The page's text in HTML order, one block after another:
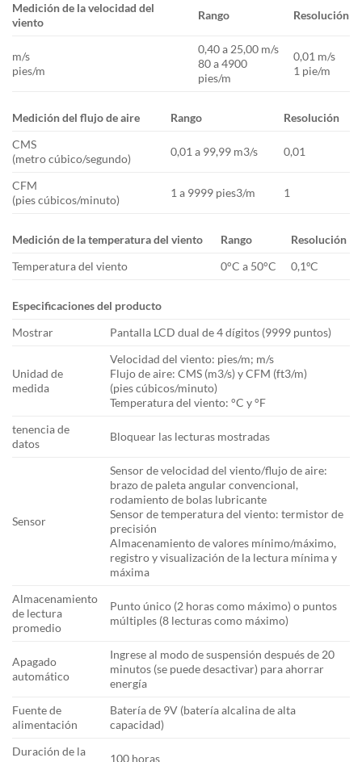
Medición de la velocidad del
viento
Rango Resolución
m/s
pies/m
0,40 a 25,00 m/s
80 a 4900
pies/m
0,01 m/s
1 pie/m
Medición del flujo de aire Rango
Resolución
CMS
(metro cúbico/segundo)
0,01 a 99,99 m3/s 0,01
CFM
(pies cúbicos/minuto)
1 a 9999 pies3/m 1
Medición de la temperatura del viento Rango
Resolución
Temperatura del viento
0°C a 50°C 0,1ºC
Especificaciones del producto
Mostrar
Pantalla LCD dual de 4 dígitos (9999 puntos)
Unidad de
medida
Velocidad del viento: pies/m; m/s
Flujo de aire: CMS (m3/s) y CFM (ft3/m)
(pies cúbicos/minuto)
Temperatura del viento: °C y °F
tenencia de
datos
Bloquear las lecturas mostradas
Sensor
Sensor de velocidad del viento/flujo de aire:
brazo de paleta angular convencional,
rodamiento de bolas lubricante
Sensor de temperatura del viento: termistor de
precisión
Almacenamiento de valores mínimo/máximo,
registro y visualización de la lectura mínima y
máxima
Almacenamiento
de lectura
promedio
Punto único (2 horas como máximo) o puntos
múltiples (8 lecturas como máximo)
Apagado
automático
Ingrese al modo de suspensión después de 20
minutos (se puede desactivar) para ahorrar
energía
Fuente de
alimentación
Batería de 9V (batería alcalina de alta
capacidad)
Duración de la
100 horas